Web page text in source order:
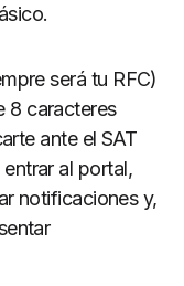
será tu RFC)
8 caracteres
ante el SAT
al portal,
notificaciones y,